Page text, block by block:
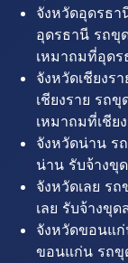
จังหวัดอุดรธา
อุดรธานี รถขุ
เหมาถมที่อุดร
จังหวัดเชียงร
เชียงราย รถขุ
เหมาถมที่เชีย
จังหวัดน่าน ร
น่าน รับจ้างขุ
จังหวัดเลย รถ
เลย รับจ้างขุด
จังหวัดขอนแ
ขอนแก่น รถขุ